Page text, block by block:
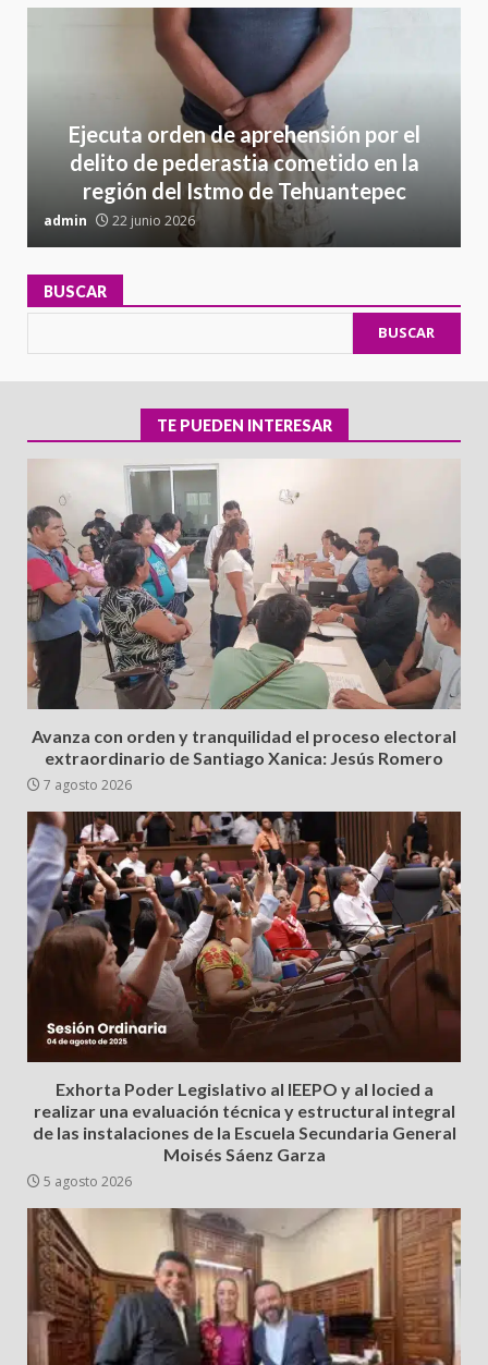
Ejecuta orden de aprehensión por el
delito de pederastia cometido en la
región del Istmo de Tehuantepec
admin 22 junio 2026
BUSCAR
BUSCAR
TE PUEDEN INTERESAR
Avanza con orden y tranquilidad el proceso electoral
extraordinario de Santiago Xanica: Jesús Romero
7 agosto 2026
Exhorta Poder Legislativo al IEEPO y al Iocied a
realizar una evaluación técnica y estructural integral
de las instalaciones de la Escuela Secundaria General
Moisés Sáenz Garza
5 agosto 2026